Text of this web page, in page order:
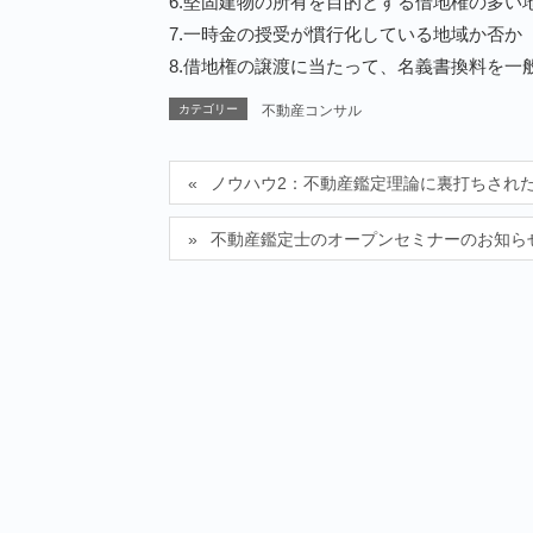
7.一時金の授受が慣行化している地域か否か
8.借地権の譲渡に当たって、名義書換料を
カテゴリー 不動産コンサル
ノウハウ2：不動産鑑定理論に裏打ちされ
不動産鑑定士のオープンセミナーのお知ら